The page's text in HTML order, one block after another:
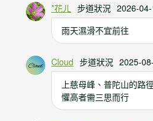
*花ㄦ 步道狀況 2026-
雨天濕滑不宜前往
Cloud 步道狀況 2025-
上慈母峰、普陀山的路
懼高者需三思而行